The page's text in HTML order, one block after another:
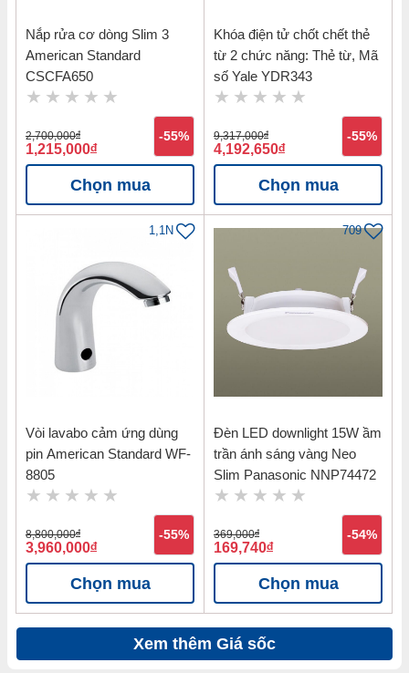
Nắp rửa cơ dòng Slim 3
American Standard
CSCFA650
2,700,000đ
1,215,000đ
-55%
Chọn mua
Khóa điện tử chốt chết thẻ
từ 2 chức năng: Thẻ từ, Mã
số Yale YDR343
9,317,000đ
4,192,650đ
-55%
Chọn mua
1,1N
Vòi lavabo cảm ứng dùng
pin American Standard WF-
8805
8,800,000đ
3,960,000đ
-55%
Chọn mua
709
Đèn LED downlight 15W ầm
trần ánh sáng vàng Neo
Slim Panasonic NNP74472
369,000đ
169,740đ
-54%
Chọn mua
Xem thêm Giá sốc